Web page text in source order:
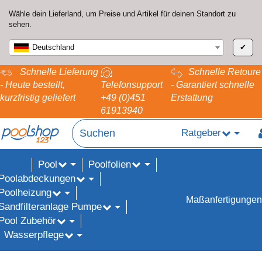
Wähle dein Lieferland, um Preise und Artikel für deinen Standort zu
sehen.
Deutschland ✔
Schnelle Lieferung
- Heute bestellt,
kurzfristig geliefert
Telefonsupport
+49 (0)451
61913940
Schnelle Retoure
- Garantiert schnelle
Erstattung
Ratgeber
Pool
Poolfolien
Pumpe
Zubehör
Wasserpflege
Maßanfertigungen